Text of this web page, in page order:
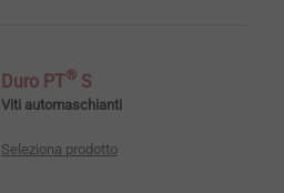
Duro PT® S
Viti automaschianti
Seleziona prodotto